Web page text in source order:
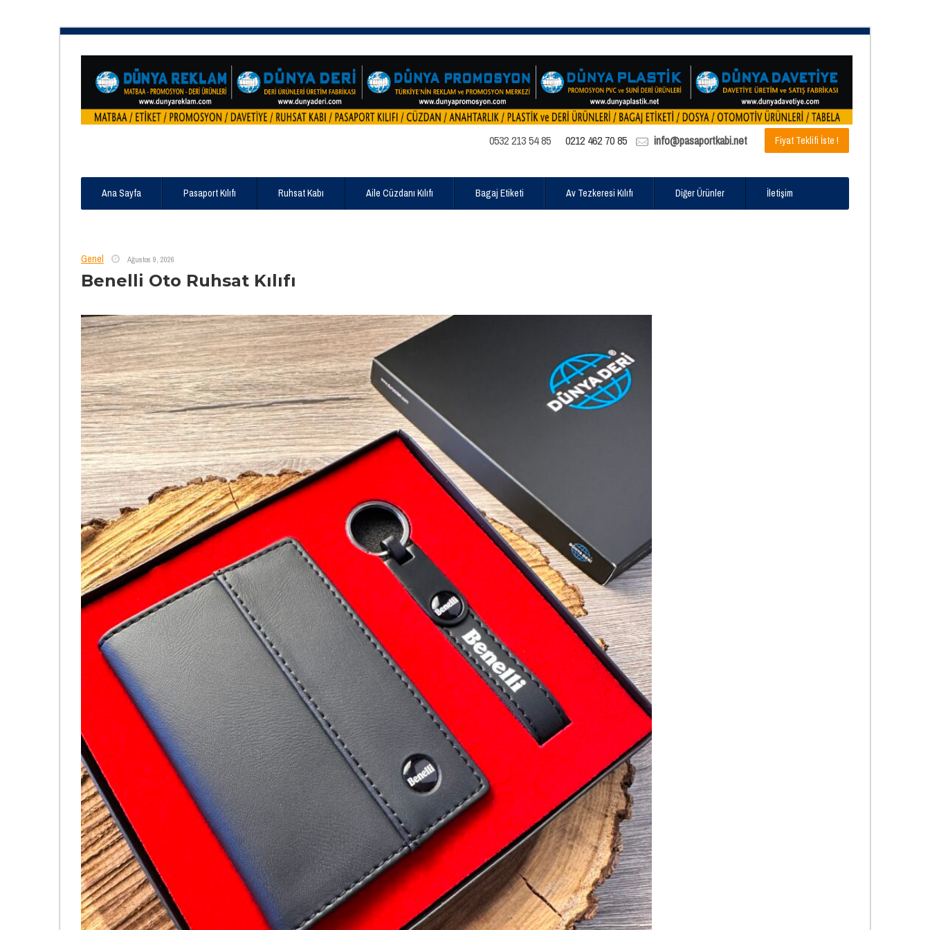
0532 213 54 85 0212 462 70 85 info@pasaportkabi.net Fiyat Teklifi İste !
Ana Sayfa Pasaport Kılıfı Ruhsat Kabı Aile Cüzdanı Kılıfı Bagaj Etiketi Av Tezkeresi Kılıfı Diğer Ürünler İletişim
Genel Ağustos 9, 2026
Benelli Oto Ruhsat Kılıfı